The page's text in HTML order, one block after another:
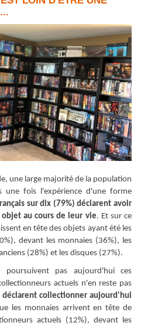
une large majorité de la population
une fois l 'expérience d 'une forme
sur dix (79%) déclarent avoir
au cours de leur vie. Et sur ce
en tête des objets ayant été les
devant les monnaies (36%), les
(28%) et les disques (27%).
poursuivent pas aujourd'hui ces
actuels n'en reste pas
déclarent collectionner aujourd'hui
les monnaies arrivent en tête de
actuels (12%), devant les